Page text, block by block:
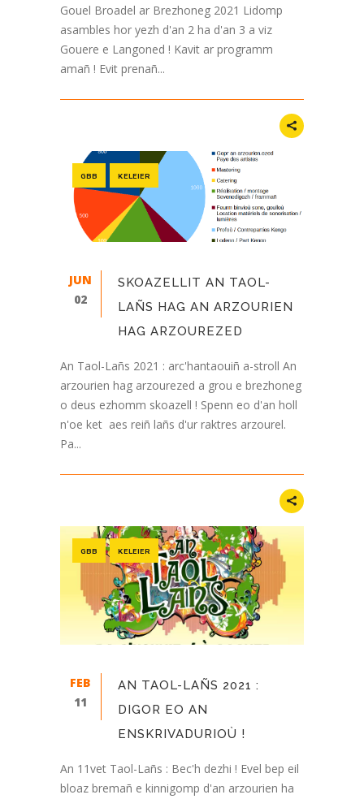
Gouel Broadel ar Brezhoneg 2021 Lidomp
asambles hor yezh d'an 2 ha d'an 3 a viz
Gouere e Langoned ! Kavit ar programm
amañ ! Evit prenañ...
GBB KELEIER
JUN
02
SKOAZELLIT AN TAOL-
LAÑS HAG AN ARZOURIEN
HAG ARZOUREZED
An Taol-Lañs 2021 : arc'hantaouiñ a-stroll An
arzourien hag arzourezed a grou e brezhoneg
o deus ezhomm skoazell ! Spenn eo d'an holl
n'oe ket aes reiñ lañs d'ur raktres arzourel.
Pa...
GBB KELEIER
FEB
11
AN TAOL-LAÑS 2021 :
DIGOR EO AN
ENSKRIVADURIOÙ !
An 11vet Taol-Lañs : Bec'h dezhi ! Evel bep eil
bloaz bremañ e kinnigomp d'an arzourien ha